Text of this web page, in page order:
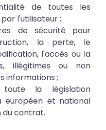
de toutes les
l'utilisateur ;
de sécurité pour
la perte, le
l'accès ou la
illégitimes ou non
informations ;
la législation
européen et national
du contrat.